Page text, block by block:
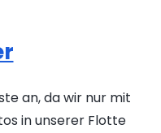
an, da wir nur mit
in unserer Flotte